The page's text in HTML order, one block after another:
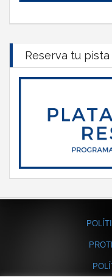
Reserva tu pista